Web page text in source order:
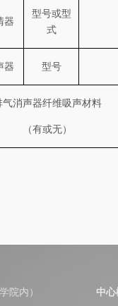
器
型号或型
式
器 型号
气消声器纤维吸声材料
（有或无）
院内）
中